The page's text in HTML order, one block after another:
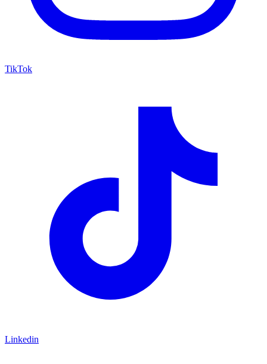
TikTok
Linkedin